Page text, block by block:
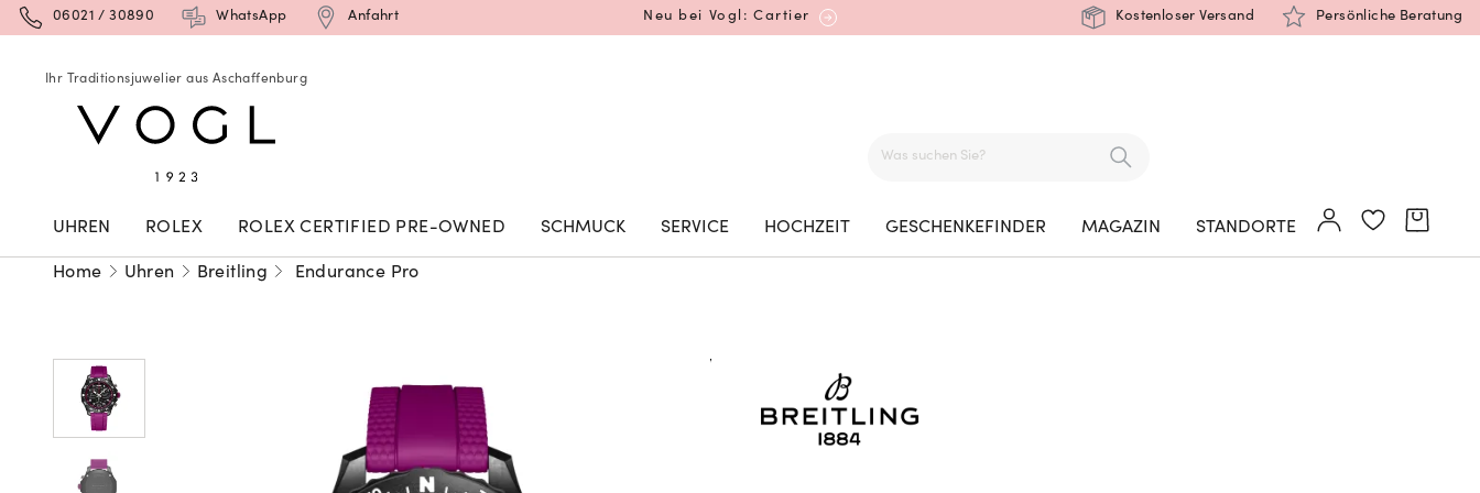
06021 / 30890 WhatsApp Anfahrt Neu bei Vogl: Cartier
Mehr erfahren: Ikonische Uhren von Cartier
Neu bei Vogl: Uhren von Grand Seiko
Kostenloser Versand Persönliche Beratung
Ihr Traditionsjuwelier aus Aschaffenburg
UHREN ROLEX ROLEX CERTIFIED PRE-OWNED SCHMUCK SERVICE HOCHZEIT GESCHENKEFINDER MAGAZIN STANDORTE
Home Uhren Breitling Endurance Pro